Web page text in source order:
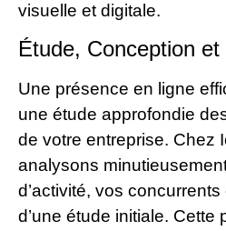
visuelle et digitale.
Étude, Conception
Une présence en ligne
une étude approfondie
de votre entreprise. Chez
analysons
d’activité, vos
d’une étude initiale. Cette